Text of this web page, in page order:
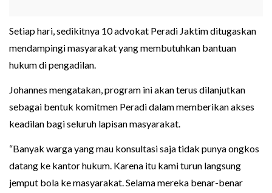
Setiap hari, sedikitnya 10 advokat Peradi Jaktim ditugaskan
mendampingi masyarakat yang membutuhkan bantuan
hukum di pengadilan.
Johannes mengatakan, program ini akan terus dilanjutkan
sebagai bentuk komitmen Peradi dalam memberikan akses
keadilan bagi seluruh lapisan masyarakat.
“Banyak warga yang mau konsultasi saja tidak punya ongkos
datang ke kantor hukum. Karena itu kami turun langsung
jemput bola ke masyarakat. Selama mereka benar-benar